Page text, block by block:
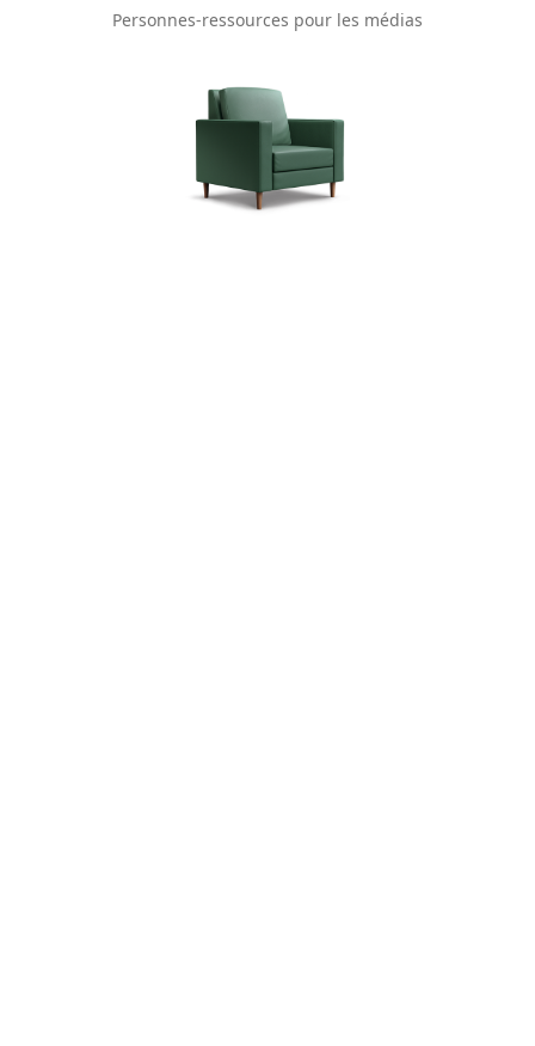
Personnes-ressources pour les médias